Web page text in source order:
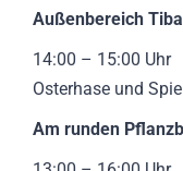
Außenbereich
14:00 – 15:00
Osterhase und
Am runden